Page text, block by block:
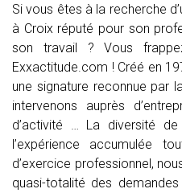
Si vous êtes à la recherche
à Croix réputé pour son
son travail ? Vous
Exxactitude.com ! Créé en
une signature reconnue par
intervenons auprès
d’activité … La diversité
l’expérience accumulée
d’exercice professionnel,
quasi-totalité des